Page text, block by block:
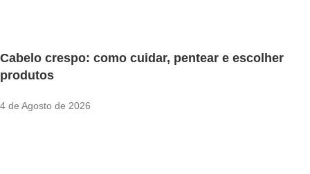
Cabelo crespo: como cuidar, pentear e escolher
produtos
4 de Agosto de 2026